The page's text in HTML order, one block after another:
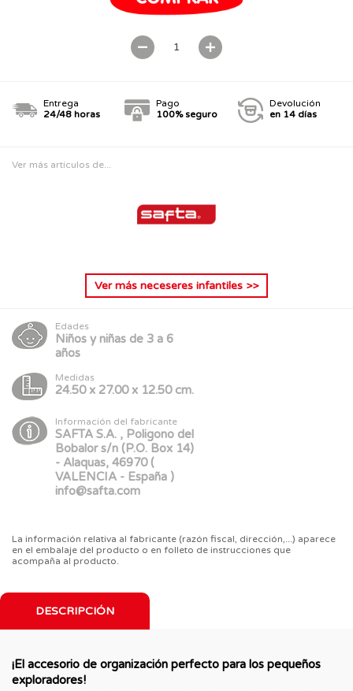
Entrega
24/48 horas
Pago
100% seguro
Devolución
en 14 días
Ver más artículos de...
Ver más neceseres infantiles >>
Edades
Niños y niñas de 3 a 6
años
Medidas
24.50 x 27.00 x 12.50 cm.
Información del fabricante
SAFTA S.A. , Poligono del
Bobalor s/n (P.O. Box 14)
- Alaquas, 46970 (
VALENCIA - España )
info@safta.com
La información relativa al fabricante (razón fiscal, dirección,...) aparece
en el embalaje del producto o en folleto de instrucciones que
acompaña al producto.
DESCRIPCIÓN
¡El accesorio de organización perfecto para los pequeños
exploradores!